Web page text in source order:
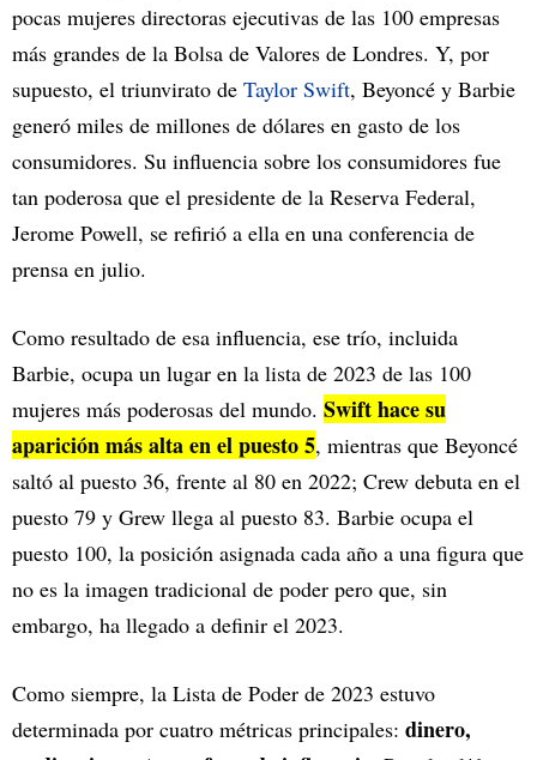
pocas mujeres directoras ejecutivas de las 100 empresas
más grandes de la Bolsa de Valores de Londres. Y, por
supuesto, el triunvirato de Taylor Swift, Beyoncé y Barbie
generó miles de millones de dólares en gasto de los
consumidores. Su influencia sobre los consumidores fue
tan poderosa que el presidente de la Reserva Federal,
Jerome Powell, se refirió a ella en una conferencia de
prensa en julio.
Como resultado de esa influencia, ese trío, incluida
Barbie, ocupa un lugar en la lista de 2023 de las 100
mujeres más poderosas del mundo. Swift hace su
aparición más alta en el puesto 5, mientras que Beyoncé
saltó al puesto 36, frente al 80 en 2022; Crew debuta en el
puesto 79 y Grew llega al puesto 83. Barbie ocupa el
puesto 100, la posición asignada cada año a una figura que
no es la imagen tradicional de poder pero que, sin
embargo, ha llegado a definir el 2023.
Como siempre, la Lista de Poder de 2023 estuvo
determinada por cuatro métricas principales: dinero,